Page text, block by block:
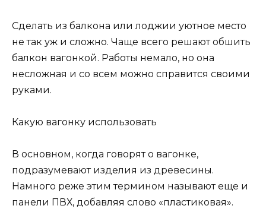
Сделать из балкона или лоджии уютное место
не так уж и сложно. Чаще всего решают обшить
балкон вагонкой. Работы немало, но она
несложная и со всем можно справится своими
руками.
Какую вагонку использовать
В основном, когда говорят о вагонке,
подразумевают изделия из древесины.
Намного реже этим термином называют еще и
панели ПВХ, добавляя слово «пластиковая».